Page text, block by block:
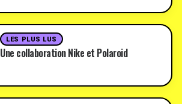
LES PLUS LUS
Une collaboration Nike et Polaroid